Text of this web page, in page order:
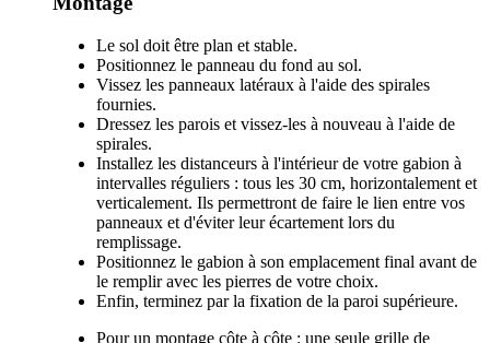
Le sol doit être plan et stable.
Positionnez le panneau du fond au sol.
Vissez les panneaux latéraux à l'aide des spirales
fournies.
Dressez les parois et vissez-les à nouveau à l'aide de
spirales.
Installez les distanceurs à l'intérieur de votre gabion à
intervalles réguliers : tous les 30 cm, horizontalement et
verticalement. Ils permettront de faire le lien entre vos
panneaux et d'éviter leur écartement lors du
remplissage.
Positionnez le gabion à son emplacement final avant de
le remplir avec les pierres de votre choix.
Enfin, terminez par la fixation de la paroi supérieure.
Pour un montage côte à côte : une seule grille de